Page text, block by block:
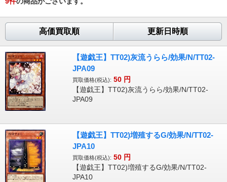
高価買取順 更新日時順
【遊戯王】TT02)灰流うらら/効果/N/TT02-
JPA09
買取価格(税込): 50 円
【遊戯王】TT02)灰流うらら/効果/N/TT02-
JPA09
【遊戯王】TT02)増殖するG/効果/N/TT02-
JPA10
買取価格(税込): 50 円
【遊戯王】TT02)増殖するG/効果/N/TT02-
JPA10